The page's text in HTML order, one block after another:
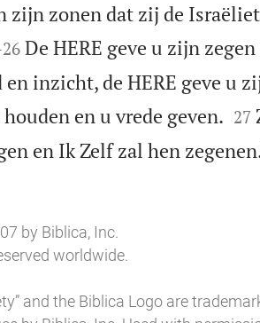
zijn zonen dat zij de
26 De HERE geve u zijn
inzicht, de HERE geve u
en u vrede geven.
27
en Ik Zelf zal hen
by Biblica, Inc.
worldwide.
and the Biblica Logo are